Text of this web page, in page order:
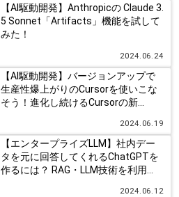
【AI駆動開発】Anthropicの Claude 3.
5 Sonnet「Artifacts」機能を試して
みた！
2024.06.24
【AI駆動開発】バージョンアップで
生産性爆上がりのCursorを使いこな
そう！進化し続けるCursorの新...
2024.06.19
【エンタープライズLLM】社内デー
タを元に回答してくれるChatGPTを
作るには？ RAG・LLM技術を利用...
2024.06.12